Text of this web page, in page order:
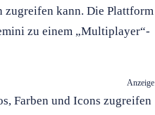
zugreifen kann. Die Plattform
zu einem „Multiplayer“-
Anzeige
Farben und Icons zugreifen